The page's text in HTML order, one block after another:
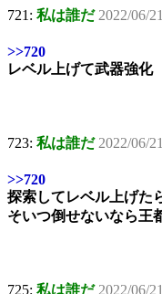
721: 私は誰だ 2022/06/
>>720
レベル上げて武器強化
723: 私は誰だ 2022/06/
>>720
探索してレベル上げた
そいつ倒せないなら王
725: 私は誰だ 2022/06/